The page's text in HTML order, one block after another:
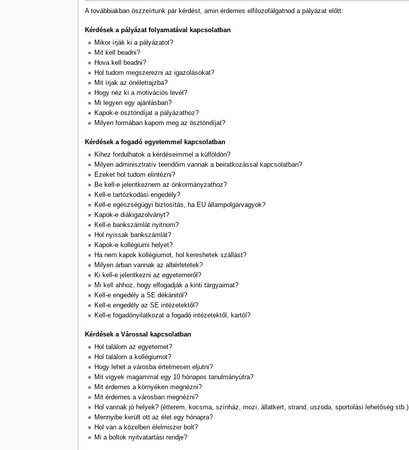
A továbbiakban öszzeírtunk pár kérdést, amin érdemes elfilozofálgatnod a pályázat előtt:
Kérdések a pályázat folyamatával kapcsolatban
Mikor írják ki a pályázatot?
Mit kell beadni?
Hova kell beadni?
Hol tudom megszerezni az igazolásokat?
Mit írjak az önéletrajzba?
Hogy néz ki a motivációs levél?
Mi legyen egy ajánlásban?
Kapok-e ösztöndíjat a pályázathoz?
Milyen formában kapom meg az ösztöndíjat?
Kérdések a fogadó egyetemmel kapcsolatban
Kihez fordulhatok a kérdéseimmel a külföldön?
Milyen adminisztratív teendőim vannak a beiratkozással kapcsolatban?
Ezeket hol tudom elintézni?
Be kell-e jelentkeznem az önkormányzathoz?
Kell-e tartózkodási engedély?
Kell-e egészségügyi biztosítás, ha EU állampolgárvagyok?
Kapok-e diákigazolványt?
Kell-e bankszámlát nyitnom?
Hol nyissak bankszámlát?
Kapok-e kollégiumi helyet?
Ha nem kapok kollégiumot, hol kereshetek szállást?
Milyen árban vannak az albérletetek?
Ki kell-e jelentkezni az egyetemeről?
Mi kell ahhoz, hogy elfogadják a kinti tárgyaimat?
Kell-e engedély a SE dékánitól?
Kell-e engedély az SE intézetektől?
Kell-e fogadónyilatkozat a fogadó intézetektől, kartól?
Kérdések a Várossal kapcsolatban
Hol találom az egyetemet?
Hol találom a kollégiumot?
Hogy lehet a városba értelmesen eljutni?
Mit vigyek magammal egy 10 hónapos tanulmányútra?
Mit érdemes a környéken megnézni?
Mit érdemes a városban megnézni?
Hol vannak jó helyek? (étterem, kocsma, színház, mozi, állatkert, strand, uszoda, sportolási lehetőség stb.)
Mennyibe került ott az élet egy hónapra?
Hol van a közelben élelmiszer bolt?
Mi a boltok nyitvatartási rendje?